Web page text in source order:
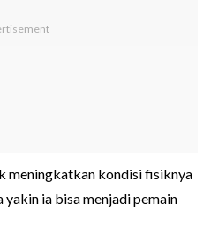
meningkatkan kondisi fisiknya
yakin ia bisa menjadi pemain